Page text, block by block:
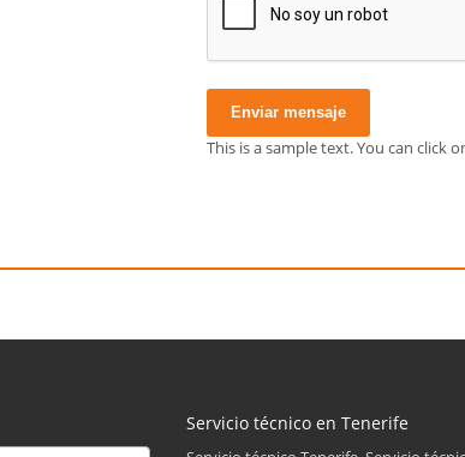
Enviar mensaje
This is a sample text. You can
Servicio técnico en Tenerife